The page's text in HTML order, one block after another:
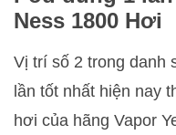
Ness 1800 Hơi
Vị trí số 2 trong danh
lần tốt nhất hiện nay
hơi của hãng Vapor